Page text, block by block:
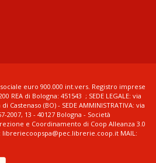
sociale euro 900.000 int.vers. Registro imprese
REA di Bologna: 451543 ; SEDE LEGALE: via
Castenaso (BO) - SEDE AMMINISTRATIVA: via
13 - 40127 Bologna - Società
e Coordinamento di Coop Alleanza 3.0
libreriecoopspa@pec.librerie.coop.it MAIL: